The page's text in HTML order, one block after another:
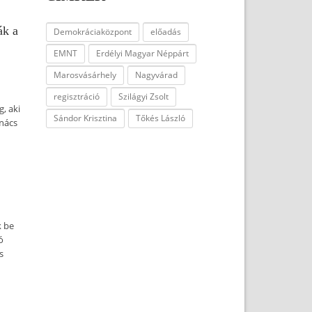
a
aki
be
Demokráciaközpont
előadás
EMNT
Erdélyi Magyar Néppárt
Marosvásárhely
Nagyvárad
regisztráció
Szilágyi Zsolt
Sándor Krisztina
Tőkés László